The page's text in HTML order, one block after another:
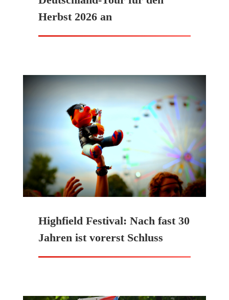
Herbst 2026 an
Highfield Festival: Nach fast 30
Jahren ist vorerst Schluss